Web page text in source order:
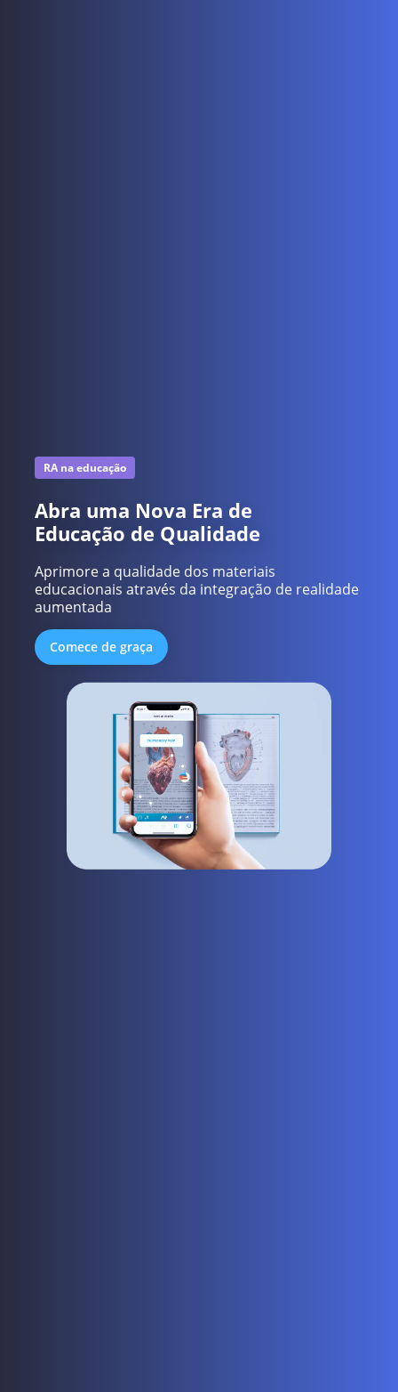
RA na educação
Abra uma Nova Era de
Educação de Qualidade
Aprimore a qualidade dos materiais
educacionais através da integração de realidade
aumentada
Comece de graça